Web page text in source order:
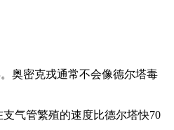
奥密克戎通常不会像德尔塔毒
气管繁殖的速度比德尔塔快70